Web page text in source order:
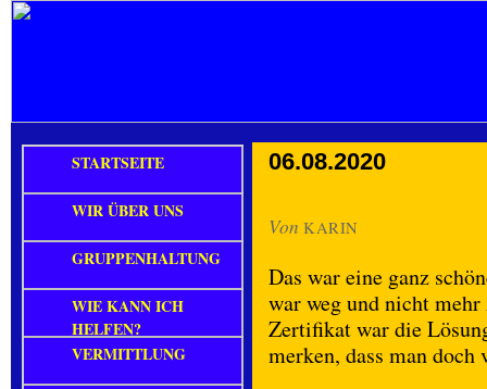
06.08.2020
Von KARIN
Das war eine ganz
war weg und nicht
Zertifikat war die
merken, dass man
STARTSEITE
WIR ÜBER UNS
GRUPPENHALTUNG
WIE KANN ICH
HELFEN?
VERMITTLUNG